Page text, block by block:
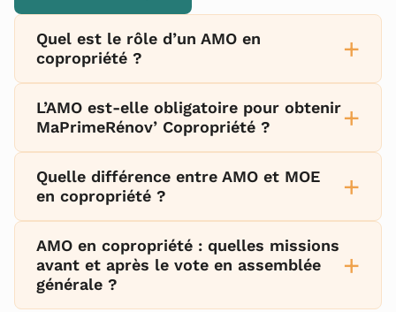
Quel est le rôle d’un AMO en
copropriété ?
+
L’AMO est-elle obligatoire pour obtenir
MaPrimeRénov’ Copropriété ?
+
Quelle différence entre AMO et MOE
en copropriété ?
+
AMO en copropriété : quelles missions
avant et après le vote en assemblée
générale ?
+